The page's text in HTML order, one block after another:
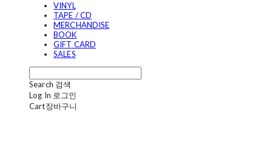
VINYL
TAPE / CD
MERCHANDISE
BOOK
GIFT CARD
SALES
Search 검색
Log In 로그인
Cart장바구니